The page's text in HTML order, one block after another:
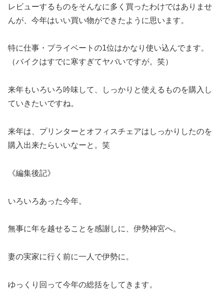
レビューするものをそんなに多く買ったわけではありませ
んが、今年はいい買い物ができたように思います。
特に仕事・プライベートの1位はかなり使い込んでます。
（バイクはすでに寒すぎてヤバいですが。笑）
来年もいろいろ吟味して、しっかりと使えるものを購入し
ていきたいですね。
来年は、プリンターとオフィスチェアはしっかりしたのを
購入出来たらいいなーと。笑
《編集後記》
いろいろあった今年。
無事に年を越せることを感謝しに、伊勢神宮へ。
妻の実家に行く前に一人で伊勢に。
ゆっくり回って今年の総括をしてきます。